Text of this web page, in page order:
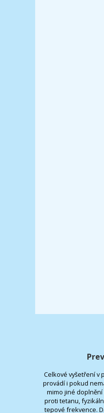
Celkové vyšetření v
provádí i pokud
mimo jiné
proti tetanu,
tepové frekvence.